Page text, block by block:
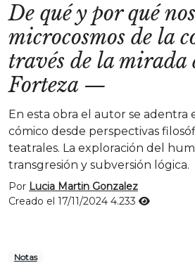
De qué y por qué
microcosmos de la
través de la
Forteza —
En esta obra el autor se adentra
cómico desde perspectivas
teatrales. La exploración del
transgresión y subversión lógica.
Por Lucia Martin Gonzalez
Creado el 17/11/2024 4.233
Notas